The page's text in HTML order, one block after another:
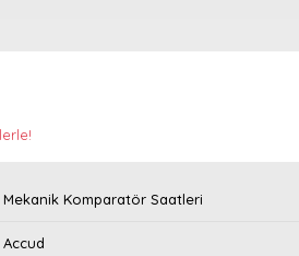
Mekanik Komparatör Saatleri
Accud